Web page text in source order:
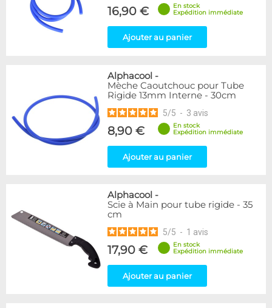
16,90 €
En stock
Expédition immédiate
Ajouter au panier
Alphacool -
Mèche Caoutchouc pour Tube
Rigide 13mm Interne - 30cm
5/5 - 3 avis
8,90 €
En stock
Expédition immédiate
Ajouter au panier
Alphacool -
Scie à Main pour tube rigide - 35
cm
5/5 - 1 avis
17,90 €
En stock
Expédition immédiate
Ajouter au panier